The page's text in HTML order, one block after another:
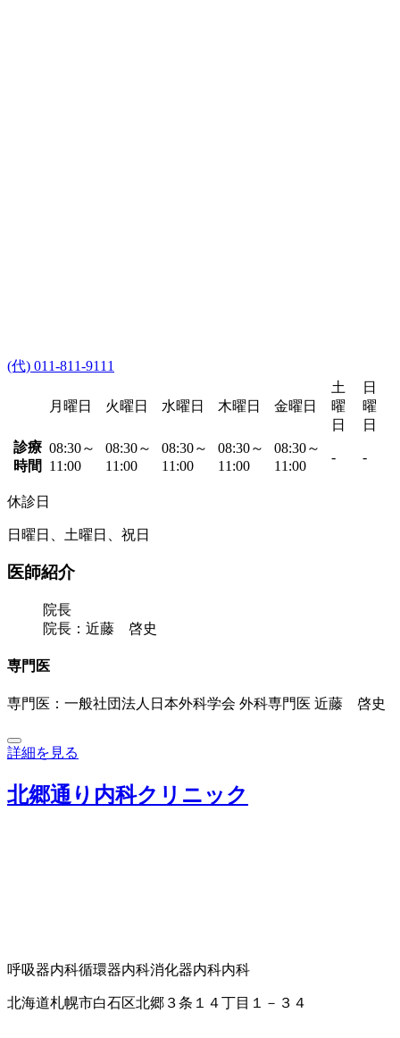
(代) 011-811-9111
月曜日 火曜日 水曜日 木曜日 金曜日
土
曜
日
日
曜
日
診療
時間
08:30～
11:00
08:30～
11:00
08:30～
11:00
08:30～
11:00
08:30～
11:00
- -
休診日
日曜日、土曜日、祝日
医師紹介
院長
院長：近藤 啓史
専門医
専門医：一般社団法人日本外科学会 外科専門医 近藤 啓史
詳細を見る
北郷通り内科クリニック
呼吸器内科循環器内科消化器内科内科
北海道札幌市白石区北郷３条１４丁目１－３４